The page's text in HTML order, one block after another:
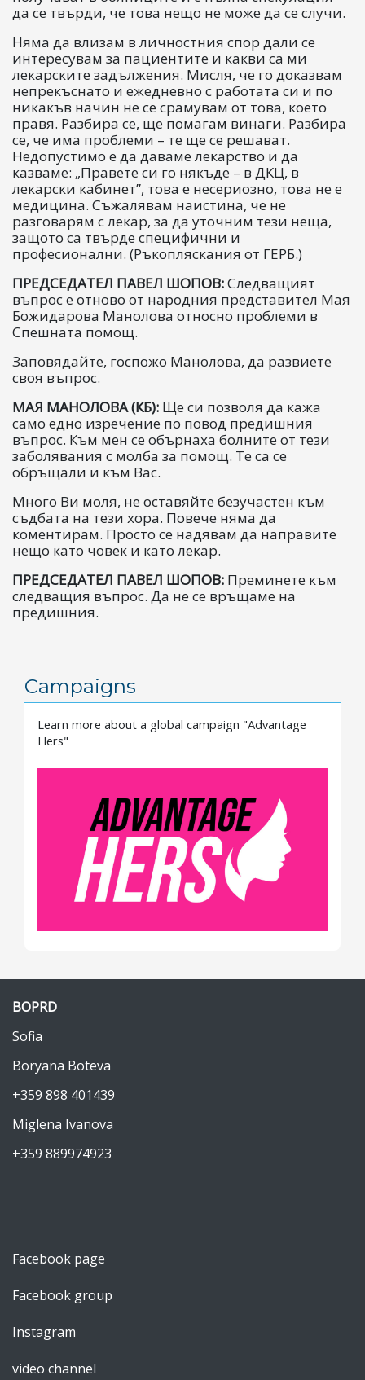
да се твърди, че това нещо не може да се случи.
Няма да влизам в личностния спор дали се
интересувам за пациентите и какви са ми
лекарските задължения. Мисля, че го доказвам
непрекъснато и ежедневно с работата си и по
никакъв начин не се срамувам от това, което
правя. Разбира се, ще помагам винаги. Разбира
се, че има проблеми – те ще се решават.
Недопустимо е да даваме лекарство и да
казваме: „Правете си го някъде – в ДКЦ, в
лекарски кабинет”, това е несериозно, това не е
медицина. Съжалявам наистина, че не
разговарям с лекар, за да уточним тези неща,
защото са твърде специфични и
професионални. (Ръкопляскания от ГЕРБ.)
ПРЕДСЕДАТЕЛ ПАВЕЛ ШОПОВ:Следващият
въпрос е отново от народния представител Мая
Божидарова Манолова относно проблеми в
Спешната помощ.
Заповядайте, госпожо Манолова, да развиете
своя въпрос.
МАЯ МАНОЛОВА (КБ): Ще си позволя да кажа
само едно изречение по повод предишния
въпрос. Към мен се обърнаха болните от тези
заболявания с молба за помощ. Те са се
обръщали и към Вас.
Много Ви моля, не оставяйте безучастен към
съдбата на тези хора. Повече няма да
коментирам. Просто се надявам да направите
нещо като човек и като лекар.
ПРЕДСЕДАТЕЛ ПАВЕЛ ШОПОВ: Преминете към
следващия въпрос. Да не се връщаме на
предишния.
Campaigns
Learn more about a global campaign "Advantage
Hers"
BOPRD
Sofia
Boryana Boteva
+359 898 401439
Miglena Ivanova
+359 889974923
Facebook page
Facebook group
Instagram
video channel